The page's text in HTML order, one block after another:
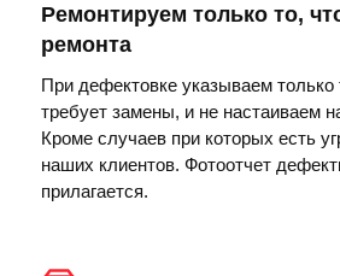
Ремонтируем только то,
ремонта
При дефектовке указываем только
требует замены, и не настаиваем
Кроме случаев при которых есть
наших клиентов. Фотоотчет
прилагается.